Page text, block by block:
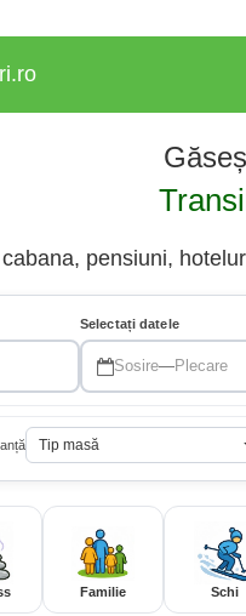
pensiuni,
Selectați datele
Sosire—Plecare
Tip masă
Familie Schi